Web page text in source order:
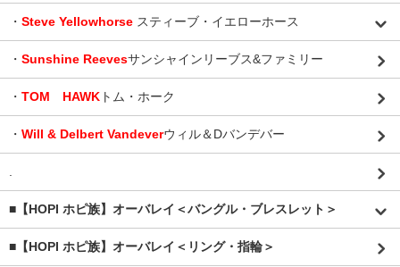
・ Steve Yellowhorse スティーブ・イエローホース
・ Sunshine Reevesサンシャインリーブス&ファミリー
・ TOM HAWK トム・ホーク
・ Will & Delbert Vandeverウィル＆Dバンデバー
■【HOPI ホピ族】オーバレイ＜バングル・ブレスレット＞
■【HOPI ホピ族】オーバレイ＜リング・指輪＞